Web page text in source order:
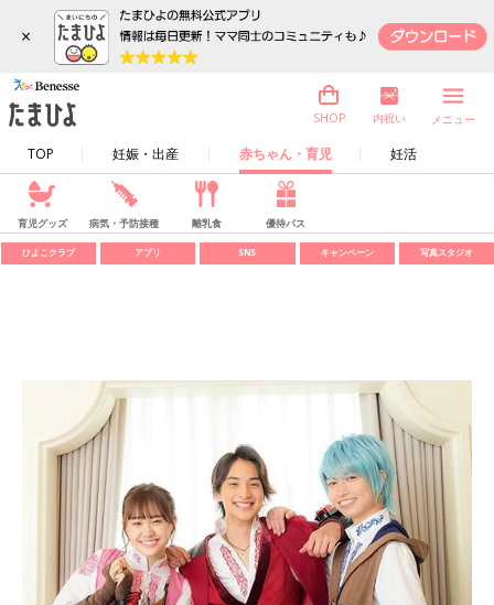
×
TOP 妊娠・出産 赤ちゃん・育児 妊活
SHOP 内祝い メニュー
育児グッズ 病気・予防接種 離乳食 優待パス
ひよこクラブ アプリ SNS キャンペーン 写真スタジオ